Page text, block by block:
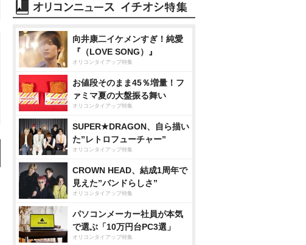
向井康二イケメンすぎ！純愛
『（LOVE SONG）』
オリコンタイアップ特集
お値段そのまま45％増量！フ
ァミマ夏の大盤振る舞い
オリコンタイアップ特集
SUPER★DRAGON、自ら描い
た”レトロフューチャー”
オリコンタイアップ特集
CROWN HEAD、結成1周年で
見えた”バンドらしさ”
オリコンタイアップ特集
パソコンメーカー社員が本気
で選ぶ「10万円台PC3選」
オリコンタイアップ特集